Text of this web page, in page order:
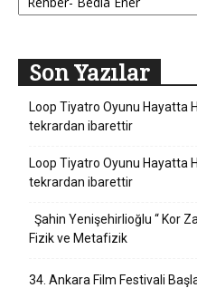
Son Yazılar
Loop Tiyatro Oyunu Hayatta
tekrardan ibarettir
Loop Tiyatro Oyunu Hayatta
tekrardan ibarettir
Şahin Yenişehirlioğlu “ Kor
Fizik ve Metafizik
34. Ankara Film Festivali